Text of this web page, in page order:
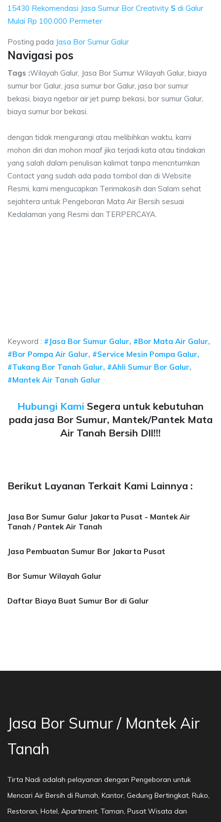
15430 Rekomendasi Jasa Sumur Bor Creativity S di Galur
Mulai Rp 100.000 Permeter
Posting pada Jasa Bor Sumur Galur
Navigasi pos
Tags :Wilayah Galur, Jasa Bor Sumur Wilayah Galur, biaya
sumur bor Galur, jasa sumur bor Galur, jasa bor sumur
bekasi, biaya ngebor air jet pump bekasi, bor sumur Galur,
biaya sumur bor bekasi.
dengan tidak mengurangi atau melibihkan waktu, kami
mohon diri dan mohon maaf jika terjadi kata atau tindakan
yang salah dalam penulisan kalimat tanpa mencntumkan
Contact yang sudah ada pada tombol dan di Website
Resmi, kami mengucapkan Terimakasih dan Salam sehat
sejahtera untuk Pengeboran Mata Air Bersih sesuai
Kedalaman yang Resmi dan TERPERCAYA.
Keyword : #Jasa Bor Sumur Galur, #Bor Mata Air Galur,
#Bor Pompa Air Galur, #Service Mesin Pompa Galur,
#Tukang Bor Tanah Galur, #Ahli Sumur Bor Galur,
#Mantek Air Tanah Galur
Hubungi Kami Segera untuk kebutuhan
pada jasa Bor Sumur, Mantek/Pantek Mata
Air Tanah Bersih Dll!!!
Berikut Layanan Terkait Kami Lainnya :
Jasa Bor Sumur Galur Jakarta Pusat - Mantek Air
Tanah / Pantek Air Tanah
Jasa Pembuatan Sumur Bor Jakarta Pusat
Bor Sumur Wilayah Galur
Daftar Biaya Buat Sumur Bor di Galur
Jasa Bor Sumur / Mantek Air
Tanah
Tirta Nadi adalah pelayanan dengan Pengeboran untuk
Mencari Air Bersih di Rumah, Kantor, Gedung Bertingkat, Ruko,
Restoran, Hotel, Apartment, Taman, Pusat Wisata dan